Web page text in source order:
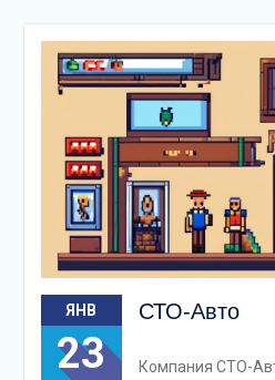
ЯНВ
23
СТО-Авто
Компания СТО-